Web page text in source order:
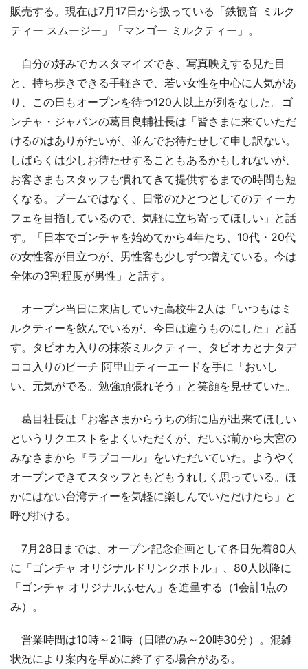
販売する。現在は7月17日から扱っている「鉄観音 ミルク
ティー スムージー」「マンゴー ミルクティー」。
自分の好みでカスタマイズでき、写真映えする見た目
と、持ち歩きできる手軽さで、若い女性を中心に人気があ
り、この日もオープンを待つ120人以上が列をなした。ゴ
ンチャ・ジャパンの葛目良輔社長は「皆さまに来ていただ
けるのはありがたいが、並んでお待たせして申し訳ない。
しばらくは少しお待たせすることもあるかもしれないが、
お客さまもスタッフも慣れてきて提供するまでの時間も短
くなる。ブームではなく、日常のひとつとしてのティーカ
フェを目指しているので、気軽に立ち寄ってほしい」と話
す。「日本でゴンチャを始めてから4年たち、10代・20代
の女性客が目立つが、男性客も少しずつ増えている。今は
全体の3割程度が男性」と話す。
オープン当日に来店していた高校生2人は「いつもはミ
ルクティーを飲んでいるが、今日は違うものにした」と話
す。タピオカ入りの抹茶ミルクティー、タピオカとナタデ
ココ入りのピーチ 阿里山ティーエードを手に「おいし
い、元気がでる。勉強頑張れそう」と笑顔を見せていた。
葛目社長は「お客さまからうちの街に店が出来てほしい
というリクエストをよくいただくが、だいぶ前から大宮の
みなさまから『ラブコール』をいただいていた。ようやく
オープンできてスタッフともどもうれしく思っている。ほ
かにはない台湾ティーを気軽に楽しんでいただけたら」と
呼び掛ける。
7月28日までは、オープン記念企画として各日先着80人
に「ゴンチャ オリジナルドリンクボトル」、80人以降に
「ゴンチャ オリジナルふせん」を進呈する（1会計1点の
み）。
営業時間は10時～21時（日曜のみ～20時30分）。混雑
状況により案内を早めに終了する場合がある。